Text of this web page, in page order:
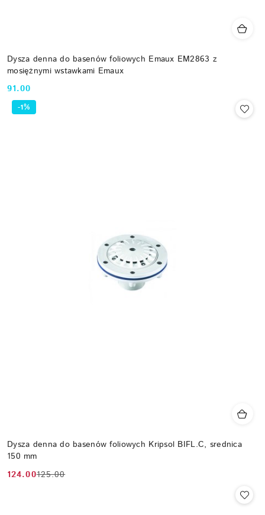
Dysza denna do basenów foliowych Emaux EM2863 z
mosiężnymi wstawkami Emaux
Cena:
91.00
Dysza denna do basenów foliowych Kripsol BIFL.C, srednica
150 mm
Cena
124.00
Cena
125.00
-1%